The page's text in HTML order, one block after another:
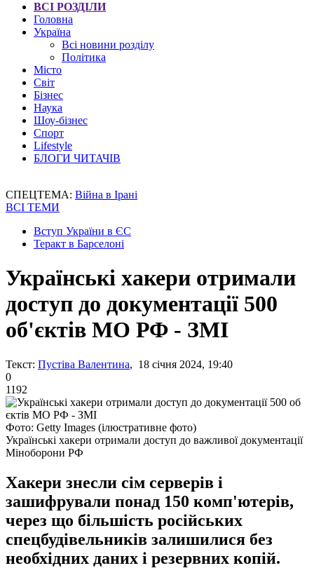
ВСІ РОЗДІЛИ
Головна
Україна
Всі новини розділу
Політика
Місто
Світ
Бізнес
Наука
Шоу-бізнес
Спорт
Lifestyle
БЛОГИ ЧИТАЧІВ
СПЕЦТЕМА: Війна в Ірані
ВСІ ТЕМИ
Вступ України в ЄС
Теракт в Барселоні
Українські хакери отримали
доступ до документації 500
об'єктів МО РФ - ЗМІ
Текст: Пустіва Валентина, 18 січня 2024, 19:40
0
1192
Фото: Getty Images (ілюстративне фото)
Українські хакери отримали доступ до важливої документації
Міноборони РФ
Хакери знесли сім серверів і
зашифрували понад 150 комп'ютерів,
через що більшість російських
спецбудівельників залишилися без
необхідних даних і резервних копій.